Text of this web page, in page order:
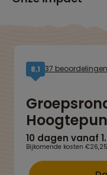
8,1 37 beoordelingen
10 dagen vanaf
Bijkomende kosten